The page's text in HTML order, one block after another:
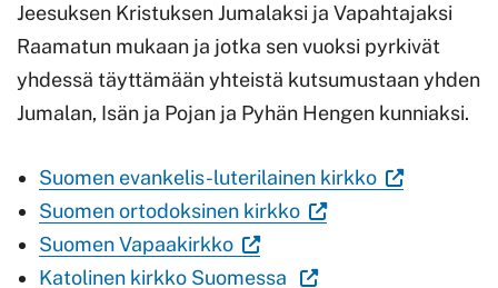
Jeesuksen Kristuksen Jumalaksi ja Vapahtajaksi
Raamatun mukaan ja jotka sen vuoksi pyrkivät
yhdessä täyttämään yhteistä kutsumustaan yhden
Jumalan, Isän ja Pojan ja Pyhän Hengen kunniaksi.
Suomen evankelis-luterilainen kirkko(Vieraile
Suomen ortodoksinen kirkko(Vieraile
sivustolla.
Suomen Vapaakirkko(Vieraile
ulkoisella
Katolinen kirkko Suomessa
(Vieraile